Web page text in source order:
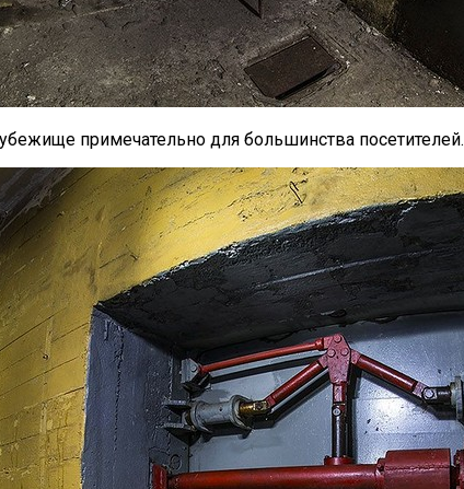
примечательно для большинства посетителей.